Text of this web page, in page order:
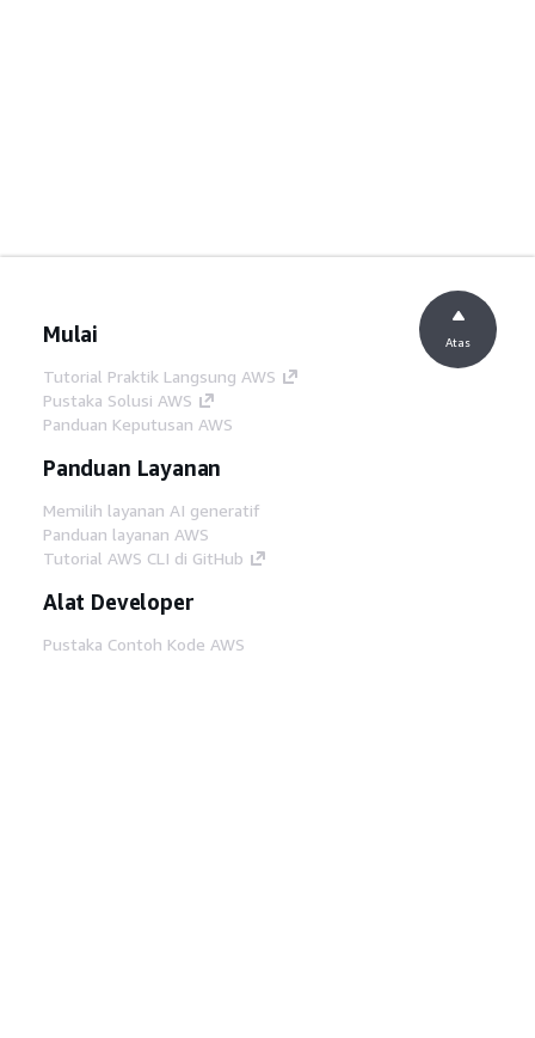
Mulai
Tutorial Praktik Langsung AWS
Pustaka Solusi AWS
Panduan Keputusan AWS
Panduan Layanan
Memilih layanan AI generatif
Panduan layanan AWS
Tutorial AWS CLI di GitHub
Alat Developer
Pustaka Contoh Kode AWS
Atas